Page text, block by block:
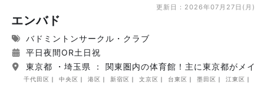
更新日： 2026年07月27日(月)
エンバド
バドミントンサークル・クラブ
平日夜間OR土日祝
東京都 ・埼玉県 ： 関東圏内の体育館！主に東京都がメイン
千代田区 中央区 港区 新宿区 文京区 台東区 墨田区 江東区